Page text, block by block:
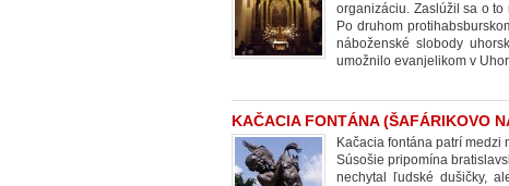
organizáciu. Zaslúžil sa o
Po druhom
náboženské slobody
umožnilo evanjelikom v
KAČACIA FONTÁNA (ŠAFÁRIKOVO
Kačacia fontána patrí medzi
Súsošie pripomína
nechytal ľudské dušičky,